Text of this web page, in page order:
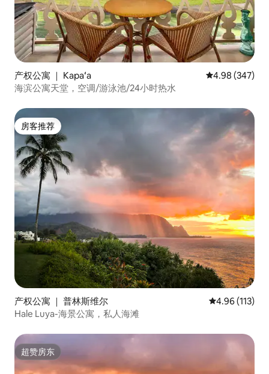
产权公寓 ｜ Kapaʻa 平均评分 4.98
4.98 (347)
海滨公寓天堂，空调/游泳池/24小时热水
房客推荐
房客推荐
产权公寓 ｜ 普林斯维尔 平均评分 4.96
4.96 (113)
Hale Luya-海景公寓，私人海滩
超赞房东
超赞房东